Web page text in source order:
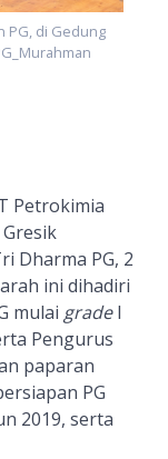
PG, di Gedung
Petrokimia
Dharma PG, 2
ini dihadiri
mulai gradeI
Pengurus
paparan
PG
2019, serta